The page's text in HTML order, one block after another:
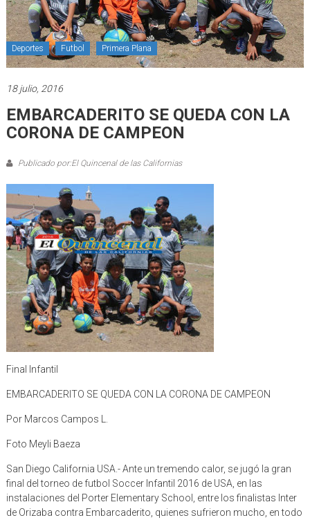
Deportes Futbol Primera Plana
18 julio, 2016
EMBARCADERITO SE QUEDA CON LA
CORONA DE CAMPEON
Publicado por:El Quincenal de las Californias
Final Infantil
EMBARCADERITO SE QUEDA CON LA CORONA DE CAMPEON
Por Marcos Campos L.
Foto Meyli Baeza
San Diego California USA.- Ante un tremendo calor, se jugó la gran
final del torneo de futbol Soccer Infantil 2016 de USA, en las
instalaciones del Porter Elementary School, entre los finalistas Inter
de Orizaba contra Embarcaderito, quienes sufrieron mucho, en todo